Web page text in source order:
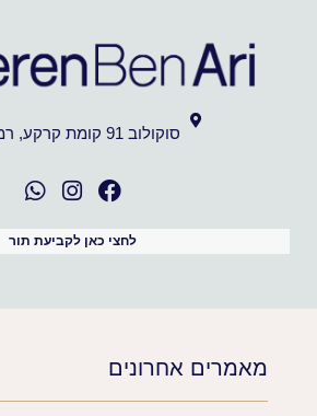
מאמרים אחרונים
סוקולוב 91 קומת קרקע, רמת השרון
לחצי כאן לקביעת תור